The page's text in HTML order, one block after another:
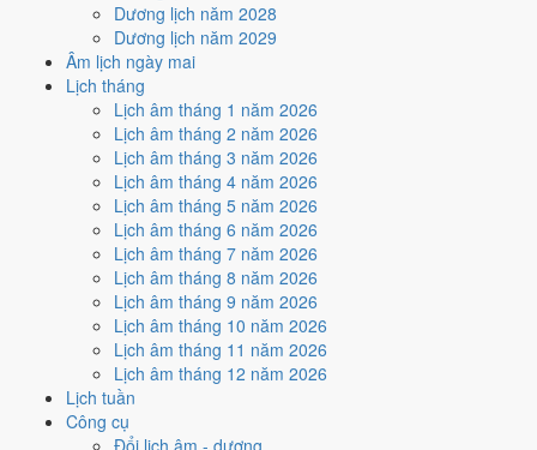
Dương lịch năm 2028
Dương lịch năm 2029
Âm lịch ngày mai
Lịch tháng
Lịch âm tháng 1 năm 2026
Lịch âm tháng 2 năm 2026
Lịch âm tháng 3 năm 2026
Lịch âm tháng 4 năm 2026
Lịch âm tháng 5 năm 2026
Lịch âm tháng 6 năm 2026
Lịch âm tháng 7 năm 2026
Lịch âm tháng 8 năm 2026
Lịch âm tháng 9 năm 2026
Lịch âm tháng 10 năm 2026
Lịch âm tháng 11 năm 2026
Lịch âm tháng 12 năm 2026
Lịch tuần
Công cụ
Đổi lịch âm - dương
, nhưng Ngày Hắc Đạo kéo giảm điểm.
Cách tính ngày tốt
🏡 Nhập trạch - vào nhà mới
Tốt
Nhập trạch - vào nhà mới hôm nay ở
Trực Khai, nhưng Ngày Hắc Đạo kéo giảm điểm.
Cách tính ngày tốt
Mua xe - tậu xe
Tốt
Mua xe - tậu xe hôm nay ởmức tốt (6/10)
nhưng Ngày Hắc Đạo kéo giảm điểm.
Cách tính ngày tốt
Xuất hành - đi xa
Tốt
Xuất hành - đi xa hôm nay ở
nhưng Ngày Hắc Đạo kéo giảm điểm.